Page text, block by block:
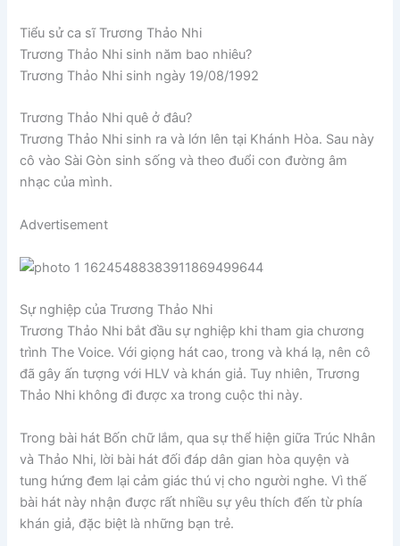
Tiểu sử ca sĩ Trương Thảo Nhi
Trương Thảo Nhi sinh năm bao nhiêu?
Trương Thảo Nhi sinh ngày 19/08/1992
Trương Thảo Nhi quê ở đâu?
Trương Thảo Nhi sinh ra và lớn lên tại Khánh Hòa. Sau này
cô vào Sài Gòn sinh sống và theo đuổi con đường âm
nhạc của mình.
Advertisement
Sự nghiệp của Trương Thảo Nhi
Trương Thảo Nhi bắt đầu sự nghiệp khi tham gia chương
trình The Voice. Với giọng hát cao, trong và khá lạ, nên cô
đã gây ấn tượng với HLV và khán giả. Tuy nhiên, Trương
Thảo Nhi không đi được xa trong cuộc thi này.
Trong bài hát Bốn chữ lắm, qua sự thể hiện giữa Trúc Nhân
và Thảo Nhi, lời bài hát đối đáp dân gian hòa quyện và
tung hứng đem lại cảm giác thú vị cho người nghe. Vì thế
bài hát này nhận được rất nhiều sự yêu thích đến từ phía
khán giả, đặc biệt là những bạn trẻ.